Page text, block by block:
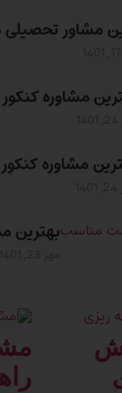
مشاور
مشاوره کنکور
مشاوره کنکور
بهترین